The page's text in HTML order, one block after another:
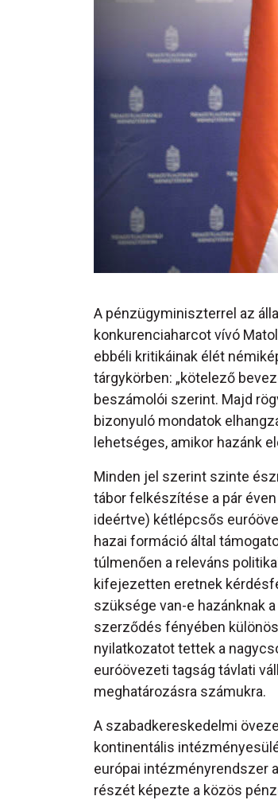
A pénzügyminiszterrel az
konkurenciaharcot vívó
ebbéli kritikáinak élét
tárgykörben: „kötelező
beszámolói szerint. Majd
bizonyuló mondatok
lehetséges, amikor hazánk
Minden jel szerint szinte
tábor felkészítése a pár
ideértve) kétlépcsős
hazai formáció által
túlmenően a releváns
kifejezetten eretnek
szüksége van-e hazánknak
szerződés fényében
nyilatkozatot tettek a
euróövezeti tagság távlati
meghatározásra számukra.
A szabadkereskedelmi
kontinentális
európai intézményrendszer
részét képezte a közös